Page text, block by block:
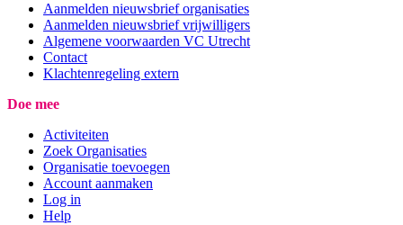
Aanmelden nieuwsbrief organisaties
Aanmelden nieuwsbrief vrijwilligers
Algemene voorwaarden VC Utrecht
Contact
Klachtenregeling extern
Doe mee
Activiteiten
Zoek Organisaties
Organisatie toevoegen
Account aanmaken
Log in
Help